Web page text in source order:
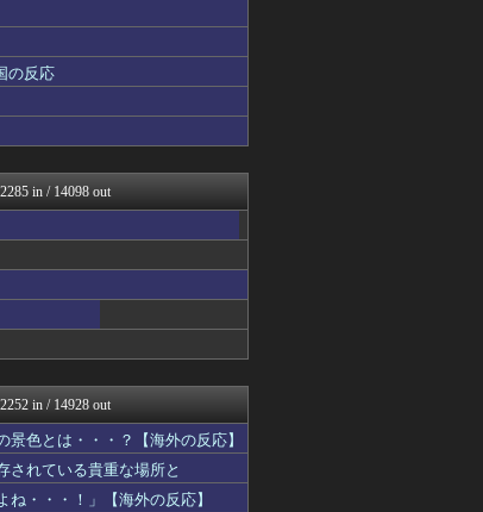
の反応スポーツ
っと翻訳
さんいらっしゃい 海外...
海外の反応)
ニュース反応まとめ
の反応 お隣速報
ルパーク速報 海外の反...
海外の反応まとめ
の憂鬱 海外・韓国の反...
トークログ
メニージャパン！
の万国反応記＠海外の反...
はグーチョキパー
の反応
2285 in / 14098 out
2252 in / 14928 out
色とは・・・？【海外の反応】
れている貴重な場所と
・・・！」【海外の反応】